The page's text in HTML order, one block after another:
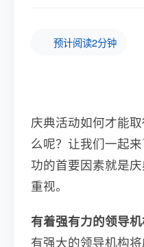
预计阅读2分钟
庆典活动如何才能
么呢？让我们一起
功的首要因素就是
重视。
有着强有力的领导
有强大的领导机构